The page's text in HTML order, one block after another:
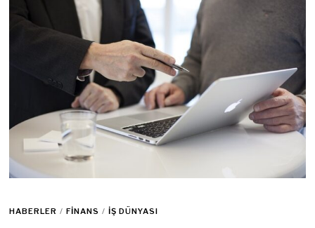
HABERLER / FINANS / İŞ DÜNYASI